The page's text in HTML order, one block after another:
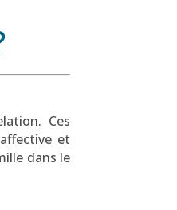
Ces
et
dans le